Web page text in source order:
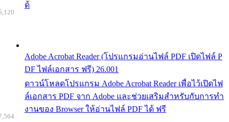
ด้
Adobe Acrobat Reader (โปรแกรมอ่านไฟล์ PDF เปิดไฟล์ P
DF ไฟล์เอกสาร ฟรี) 26.001
ดาวน์โหลดโปรแกรม Adobe Acrobat Reader เพื่อไว้เปิดไฟ
ล์เอกสาร PDF จาก Adobe และช่วยเสริมสำหรับกับการทำ
งานของ Browser ให้อ่านไฟล์ PDF ได้ ฟรี